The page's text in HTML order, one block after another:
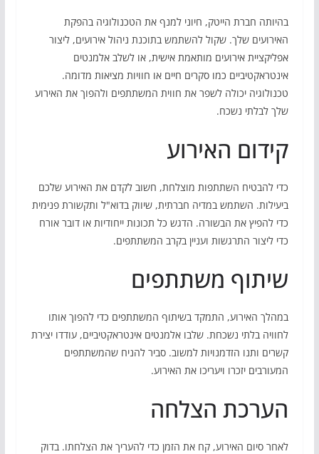
בהיותה חברת הייטק, חיוני למנף את הטכנולוגיה בהפקת
האירועים שלך. שקול להשתמש בתוכנת ניהול אירועים, ליצור
אפליקציית אירועים מותאמת אישית, או לשלב אלמנטים
אינטראקטיביים כמו סקרים חיים או חוויות מציאות מדומה.
טכנולוגיה יכולה לשפר את חווית המשתתפים ולהפוך את האירוע
שלך לבלתי נשכח.
קידום האירוע
כדי להבטיח השתתפות מוצלחת, חשוב לקדם את האירוע שלכם
ביעילות. השתמש במדיה חברתית, שיווק בדוא"ל ותקשורת פנימית
כדי להפיץ את הבשורה. הדגש כל תכונות ייחודיות או דובר אורח
כדי ליצור התרגשות ועניין בקרב המשתתפים.
שיתוף משתתפים
במהלך האירוע, התמקד בשיתוף המשתתפים כדי להפוך אותו
לחוויה בלתי נשכחת. שלבו אלמנטים אינטראקטיביים, עודדו יצירת
קשרים ותנו הזדמנויות למשוב. סביר להניח שהמשתתפים
המעורבים יזכרו ויעריכו את האירוע.
הערכת הצלחה
לאחר סיום האירוע, קח את הזמן כדי להעריך את הצלחתו. בדוק